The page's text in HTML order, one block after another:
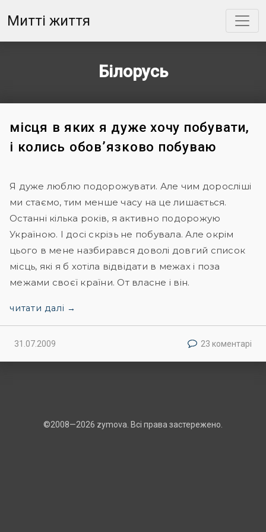
Митті життя
Білорусь
місця в яких я дуже хочу побувати,
і колись обов’язково побуваю
Я дуже люблю подорожувати. Але чим доросліші
ми стаємо, тим менше часу на це лишається.
Останні кілька років, я активно подорожую
Україною. І досі скрізь не побувала. Але окрім
цього в мене назбирався доволі довгий список
місць, які я б хотіла відвідати в межах і поза
межами своєї країни. От власне і він.
читати далі →
31.07.2009 23 коментарі
©2008—2026 zymova. Всі права застережено.